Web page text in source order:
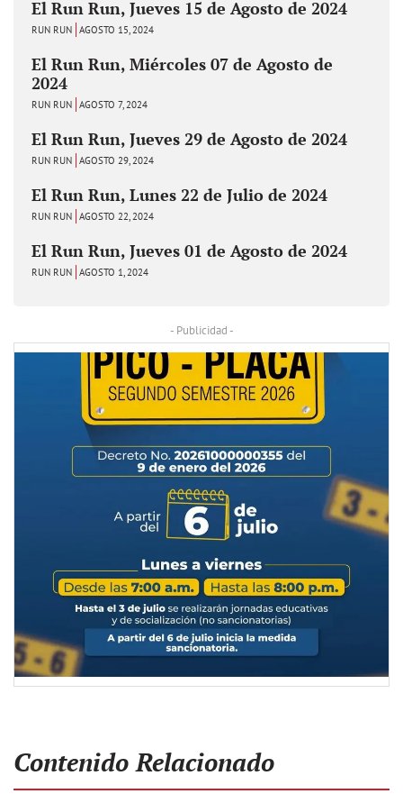
El Run Run, Jueves 15 de Agosto de 2024
RUN RUN AGOSTO 15, 2024
El Run Run, Miércoles 07 de Agosto de
2024
RUN RUN AGOSTO 7, 2024
El Run Run, Jueves 29 de Agosto de 2024
RUN RUN AGOSTO 29, 2024
El Run Run, Lunes 22 de Julio de 2024
RUN RUN AGOSTO 22, 2024
El Run Run, Jueves 01 de Agosto de 2024
RUN RUN AGOSTO 1, 2024
- Publicidad -
Contenido Relacionado